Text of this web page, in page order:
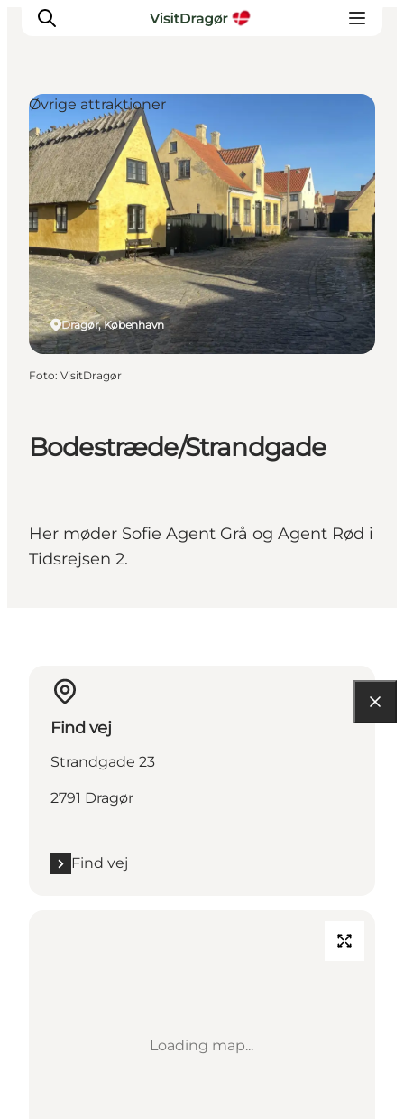
Oplev
Kultur & Historie
Byliv & Mad
Natur & Friluftsliv
For børn
Praktisk
Bodestræde/Strandgade
Her møder Sofie Agent Grå og Agent Rød i
Tidsrejsen 2.
Dragør, København
Øvrige attraktioner
Foto: VisitDragør
Find vej
Strandgade 23
2791 Dragør
Find vej
Loading map...